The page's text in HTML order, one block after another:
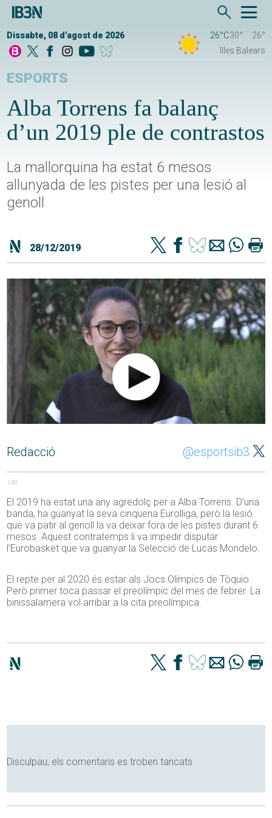
Dissabte, 08 d'agost de 2026 26°C30°
26°
Illes Balears
ESPORTS
Alba Torrens fa balanç
d’un 2019 ple de contrastos
La mallorquina ha estat 6 mesos
allunyada de les pistes per una lesió al
genoll
28/12/2019
Redacció @esportsib3
148
El 2019 ha estat una any agredolç per a Alba Torrens. D’una
banda, ha guanyat la seva cinquena Eurolliga, però la lesió
que va patir al genoll la va deixar fora de les pistes durant 6
mesos. Aquest contratemps li va impedir disputar
l’Eurobasket que va guanyar la Selecció de Lucas Mondelo.
El repte per al 2020 és estar als Jocs Olímpics de Tòquio.
Però primer toca passar el preolímpic del mes de febrer. La
binissalamera vol arribar a la cita preolímpica.
Disculpau, els comentaris es troben tancats